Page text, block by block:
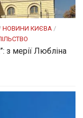
НОВИНИ КИЄВА /
з мерії Любліна